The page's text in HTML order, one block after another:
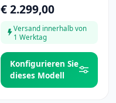
€ 2.299,00
Versand innerhalb von
1 Werktag
Konfigurieren Sie
dieses Modell